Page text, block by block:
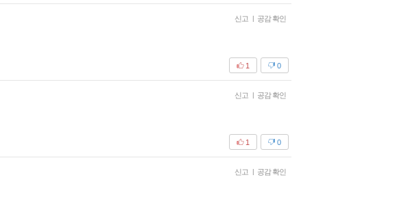
신고 | 공감 확인
0
1
신고 | 공감 확인
0
1
신고 | 공감 확인